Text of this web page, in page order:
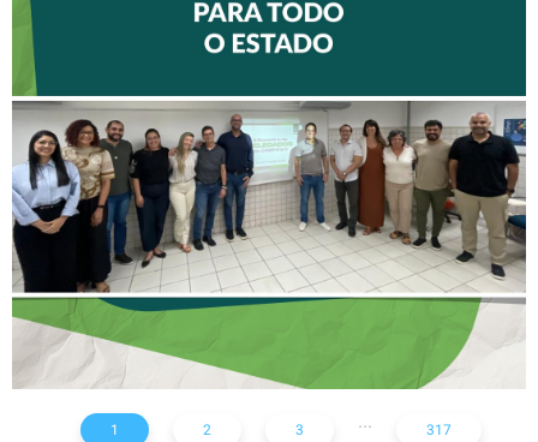
DELEGADOS REFORÇA
AÇÕES PARA TODO O
ESTADO
1 2 3 ... 317